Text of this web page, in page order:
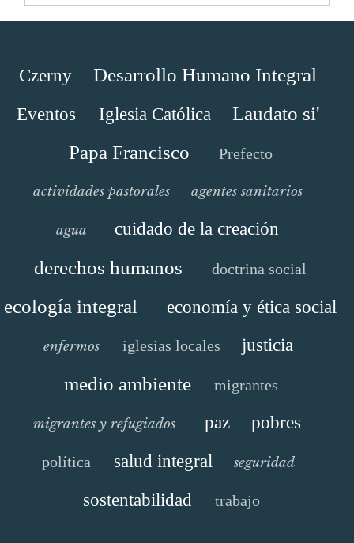
Czerny Desarrollo Humano Integral
Eventos Iglesia Católica
Laudato si'
Papa Francisco
Prefecto
actividades pastorales agentes sanitarios
agua cuidado de la creación
derechos humanos doctrina social
ecología integral economía y ética social
enfermos iglesias locales justicia
medio ambiente migrantes
migrantes y refugiados paz pobres
política salud integral seguridad
sostentabilidad trabajo